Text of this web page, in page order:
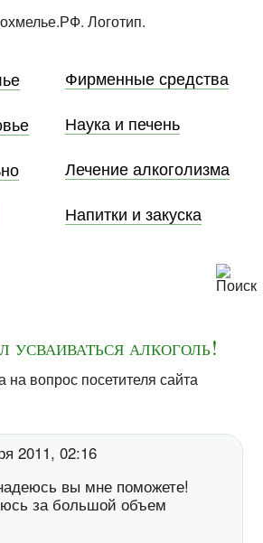
Фирменные средства
Наука и печень
Лечение алкоголизма
Напитки и закуска
усваиваться алкоголь!
на вопрос посетителя сайта
2011, 02:16
вы мне поможете!
за большой объем